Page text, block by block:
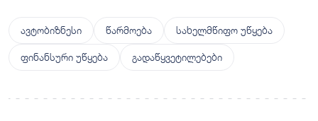
ავტობიზნესი წარმოება სახელმწიფო უწყება
ფინანსური უწყება გადაწყვეტილებები